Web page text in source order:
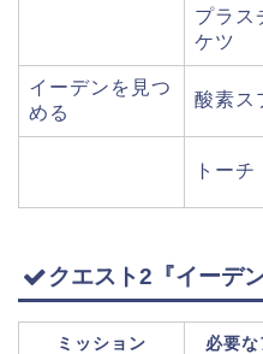
プラス
ケツ
イーデンを見つ
める
酸素ス
トーチ
クエスト2『イーデ
ミッション 必要